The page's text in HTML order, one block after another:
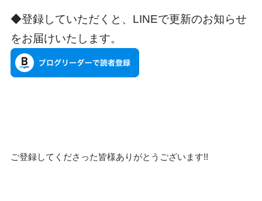
◆登録していただくと、LINEで更新のお知らせ
をお届けいたします。
ご登録してくださった皆様ありがとうございます!!